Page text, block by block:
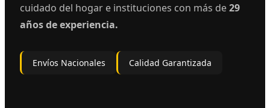
cuidado del hogar e instituciones con más de29
años de experiencia.
Envíos Nacionales Calidad Garantizada